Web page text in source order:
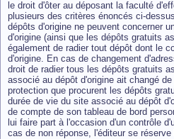
le droit d'ôter au déposant la faculté
plusieurs des critères énoncés ci-
dépôts d'origine ne peuvent concerner
d'origine (ainsi que les dépôts gratuits
également de radier tout dépôt dont le
d'origine. En cas de changement
droit de radier tous les dépôts gratuits
associé au dépôt d'origine ait changé
protection que procurent les dépôts
durée de vie du site associé au dépôt
de compte de son tableau de bord
lui faire part à l'occasion d'un contrôle
cas de non réponse, l'éditeur se